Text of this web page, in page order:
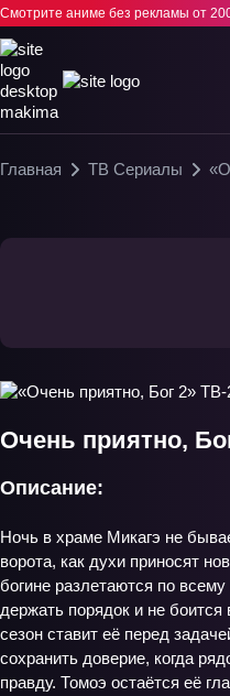
Смотрите аниме без рекламы от
Главная ТВ Сериалы
Очень приятно,
Описание:
Ночь в храме Микагэ не
ворота, как духи приносят
богине разлетаются по
держать порядок и не
сезон ставит её перед
сохранить доверие, когда
правду. Томоэ остаётся её